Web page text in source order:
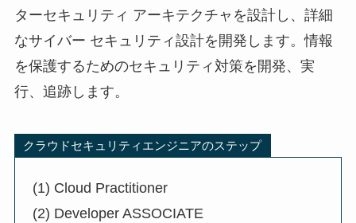
ターセキュリティ アーキテクチャを設計し、詳細
なサイバー セキュリティ設計を開発します。情報
を保護するためのセキュリティ対策を開発、実
行、追跡します。
クラウドセキュリティエンジニアのステップ
(1) Cloud Practitioner
(2) Developer ASSOCIATE